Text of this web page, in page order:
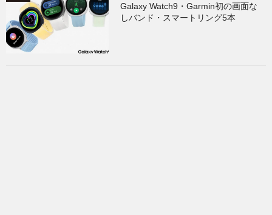
Galaxy Watch9・Garmin初の画面な
しバンド・スマートリング5本